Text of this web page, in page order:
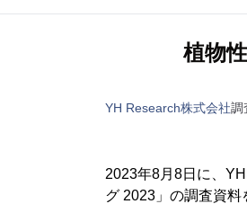
植物
YH Research株式会社調
2023年8月8日に、
グ 2023」の調査資